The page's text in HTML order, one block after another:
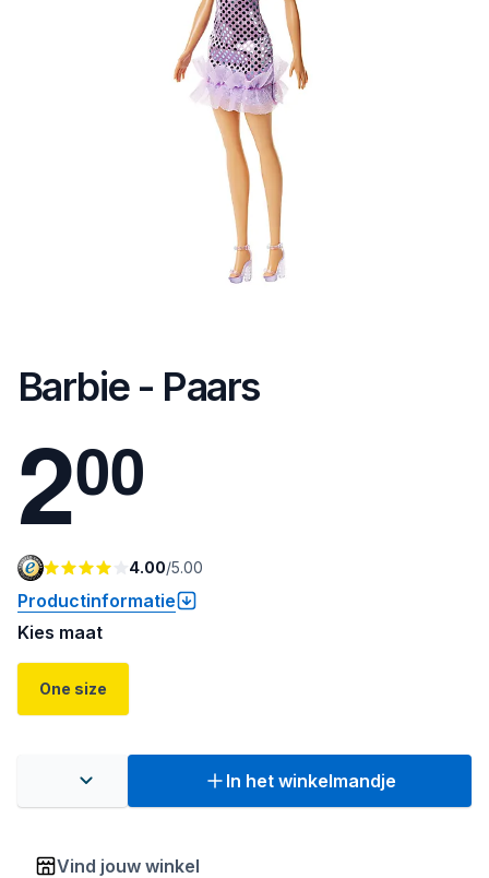
Barbie - Paars
200
4.00/5.00
Productinformatie
Kies maat
One size
In het winkelmandje
Vind jouw winkel